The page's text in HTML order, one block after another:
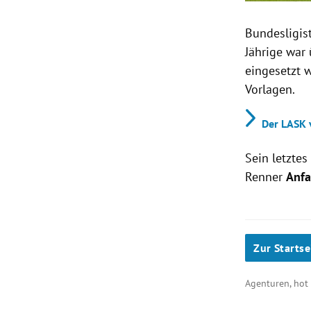
Jährige
eingesetzt
Vorlagen.
Der
Sein
Renner
Zur
Agenturen,